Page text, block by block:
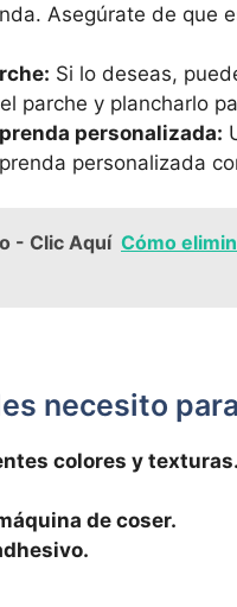
Asegúrate de que
Si lo deseas,
parche y plancharlo
personalizada:
personalizada⁢
- Clic Aquí Cómo
necesito
colores y texturas.
de coser.